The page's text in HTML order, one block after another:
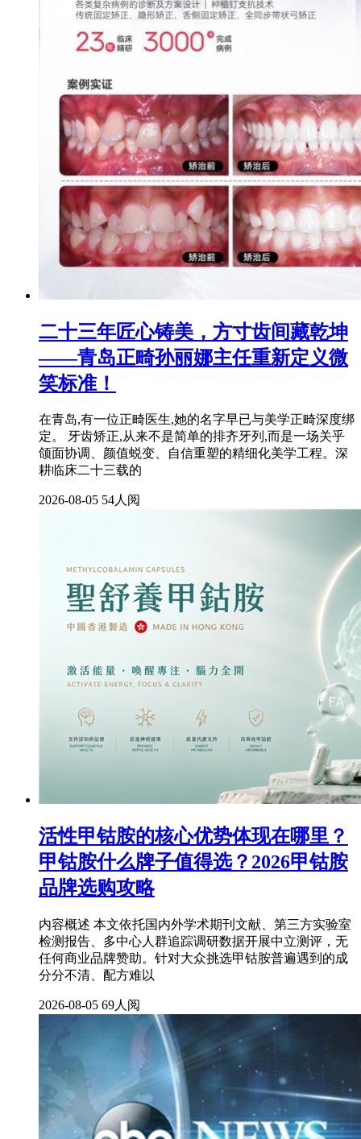
二十三年匠心铸美，方寸齿间藏乾坤
——青岛正畸孙丽娜主任重新定义微
笑标准！
在青岛,有一位正畸医生,她的名字早已与美学正畸深度绑
定。 牙齿矫正,从来不是简单的排齐牙列,而是一场关乎
颌面协调、颜值蜕变、自信重塑的精细化美学工程。深
耕临床二十三载的
2026-08-05 54人阅
活性甲钴胺的核心优势体现在哪里？
甲钴胺什么牌子值得选？2026甲钴胺
品牌选购攻略
内容概述 本文依托国内外学术期刊文献、第三方实验室
检测报告、多中心人群追踪调研数据开展中立测评，无
任何商业品牌赞助。针对大众挑选甲钴胺普遍遇到的成
分分不清、配方难以
2026-08-05 69人阅